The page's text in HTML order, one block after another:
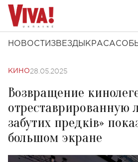
НОВОСТИ ЗВЕЗДЫ КРАСА
КИНО28.05.2025
Возвращение
отреставрированную
забутих предків»
большом экране